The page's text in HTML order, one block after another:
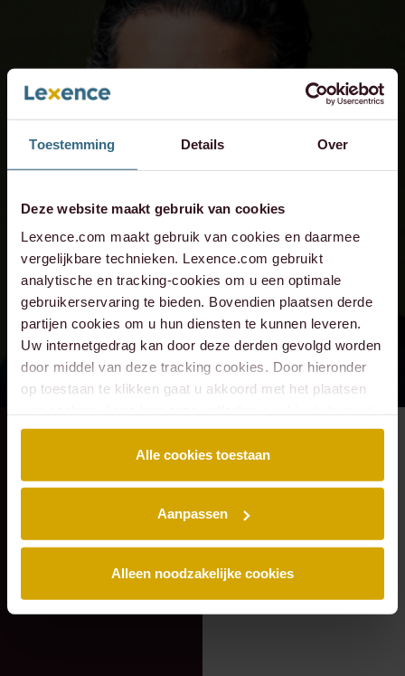
Toestemming Details Over
Deze website maakt gebruik van cookies
Lexence.com maakt gebruik van cookies en daarmee
vergelijkbare technieken. Lexence.com gebruikt
analytische en tracking-cookies om u een optimale
gebruikerservaring te bieden. Bovendien plaatsen derde
partijen cookies om u hun diensten te kunnen leveren.
Uw internetgedrag kan door deze derden gevolgd worden
door middel van deze tracking cookies. Door hieronder
op toestaan te klikken gaat u akkoord met het plaatsen
Alle cookies toestaan
Aanpassen
Alleen noodzakelijke cookies
Caddenz
geadviseerd bij de
overname van
Verkeer Service
Lexence heeft
Sandee Groen
geadviseerd bij de
toetreding van
Scheybeeck als